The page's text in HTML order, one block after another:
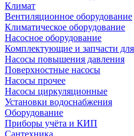
Климат
Вентиляционное оборудование
Климатическое оборудование
Насосное оборудование
Комплектующие и запчасти
Насосы повышения давления
Поверхностные насосы
Насосы прочее
Насосы циркуляционные
Установки водоснабжения
Оборудование
Приборы учёта и КИП
Сантехника